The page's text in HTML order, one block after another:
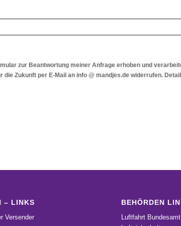
zur Beantwortung meiner Anfrage erhoben und
Zukunft per E-Mail an info @ mandjes.de widerrufen.
– LINKS
Versender
BEHÖRDEN
Luftfahrt